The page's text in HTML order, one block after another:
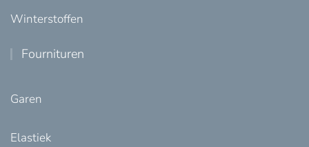
Winterstoffen
Fournituren
Garen
Elastiek